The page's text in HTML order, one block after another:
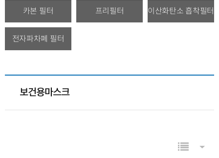
카본 필터 프리필터 이산화탄소 흡착필터
전자파차폐 필터
보건용마스크
목록게시